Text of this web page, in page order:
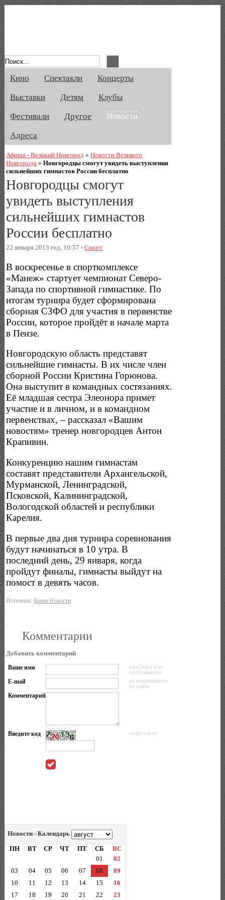
Кино Спектакли
Концерты
Выставки
Детям
Клубы
Фестивали
Другое
Новости
Адреса
Афиша - Великий Новгород »Новости Великого
Новгорода »Новгородцы смогут увидеть выступления
сильнейших гимнастов России бесплатно
Новгородцы смогут
увидеть выступления
сильнейших гимнастов
России бесплатно
22 января 2013 год, 10:57 -Спорт
В воскресенье в спорткомплексе
«Манеж» стартует чемпионат Северо-
Запада по спортивной гимнастике. По
итогам турнира будет сформирована
сборная СЗФО для участия в первенстве
России, которое пройдёт в начале марта
в Пензе.
Новгородскую область представят
сильнейшие гимнасты. В их числе член
сборной России Кристина Горюнова.
Она выступит в командных состязаниях.
Её младшая сестра Элеонора примет
участие и в личном, и в командном
первенствах, – рассказал «Вашим
новостям» тренер новгородцев Антон
Крапивин.
Конкуренцию нашим гимнастам
составят представители Архангельской,
Мурманской, Ленинградской,
Псковской, Калининградской,
Вологодской областей и республики
Карелия.
В первые два дня турнира соревнования
будут начинаться в 10 утра. В
последний день, 29 января, когда
пройдут финалы, гимнасты выйдут на
помост в девять часов.
Источник:Ваши Новости
Комментарии
Добавить комментарий
Ваше имя
имя (ник) для
отображения
E-mail
не показывается
на сайте
Комментарий
Введите код цифры кода
Новости - Календарь
ПН
ВТ СР ЧТ ПТ СБ
ВС
01
02
03
04 05 06 07 08
09
10
11 12 13 14 15
16
17
18 19 20 21 22 23